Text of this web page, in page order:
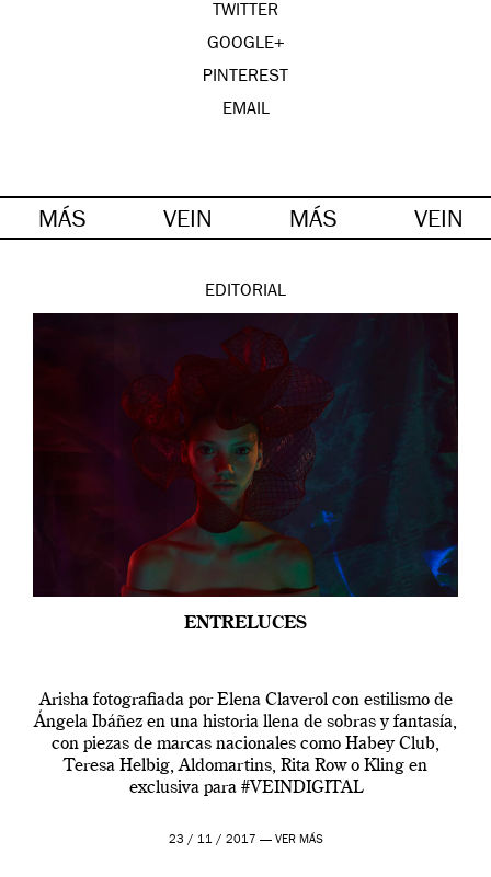
TWITTER
GOOGLE+
PINTEREST
EMAIL
MÁS VEIN MÁS VEIN
EDITORIAL
ENTRELUCES
Arisha fotografiada por Elena Claverol con estilismo de
Ángela Ibáñez en una historia llena de sobras y fantasía,
con piezas de marcas nacionales como Habey Club,
Teresa Helbig, Aldomartins, Rita Row o Kling en
exclusiva para #VEINDIGITAL
23 / 11 / 2017 — VER MÁS